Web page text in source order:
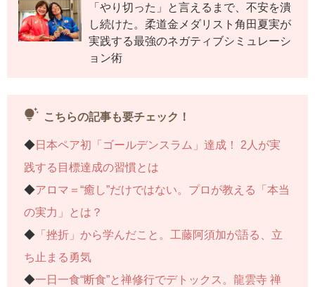
「やり切った」と言えるまで、不安を潰
し続けた。柔道金メダリスト角田夏実が
実践する最強のネガティブシミュレーシ
ョン術
tips_and_updates こちらの記事も要チェック！
◆日本ペア初「ゴールデンスラム」達成！ 2人が実
践する目標達成の習慣とは
◆アロマ＝“癒し”だけではない。プロが教える「本当
の実力」とは？
◆ 「挫折」から学んだこと。工藤阿須加が語る、立
ち止まる勇気
◆一日一食“断食”と禅修行でデトックス。龍雲寺 禅